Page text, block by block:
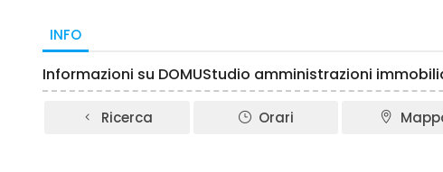
INFO
Informazioni su DOMUStudio amministrazioni
Ricerca Orari